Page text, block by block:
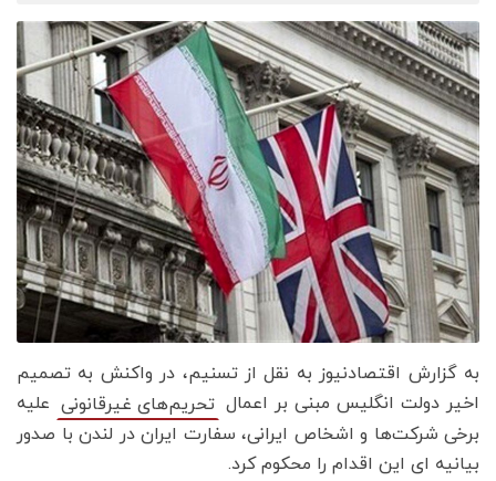
به گزارش اقتصادنیوز به نقل از تسنیم، در واکنش به تصمیم
اخیر دولت انگلیس مبنی بر اعمال تحریم‌های غیرقانونی علیه
برخی شرکت‌ها و اشخاص ایرانی، سفارت ایران در لندن با صدور
بیانیه ای این اقدام را محکوم کرد.